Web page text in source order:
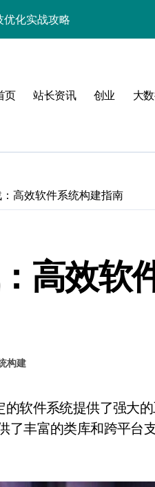
化实战攻略
站长必学的技术精要
技新战力
战，工程师必知技巧
，技术实战全掌控
技驱动性能优化
，技术达人控局之道
规风控实战攻略
页 站长资讯 创业 大
高效软件系统构建指南
高效软
构建
了丰富的类库和跨平台